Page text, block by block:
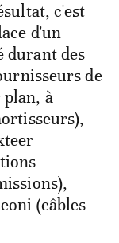
c'est
d'un
durant des
de
à
(câbles